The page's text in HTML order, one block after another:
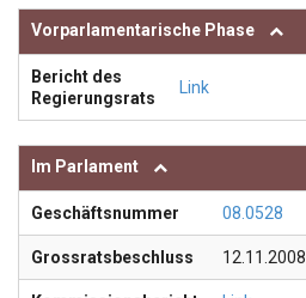
Vorparlamentarische Phase
Bericht des
Regierungsrats
Link
Im Parlament
Geschäftsnummer 08.0528
Grossratsbeschluss 12.11.2008